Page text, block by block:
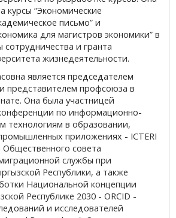
курсы “Экономические
письмо” и
для магистров экономики” в
и гранта
жизнедеятельности.
является председателем
представителем профсоюза в
Она была участницей
по информационно-
технологиям в образовании,
приложениях - ICTERI
Общественного совета
службы при
Республики, а также
Национальной концепции
Республике 2030 - ORCID -
и исследователей